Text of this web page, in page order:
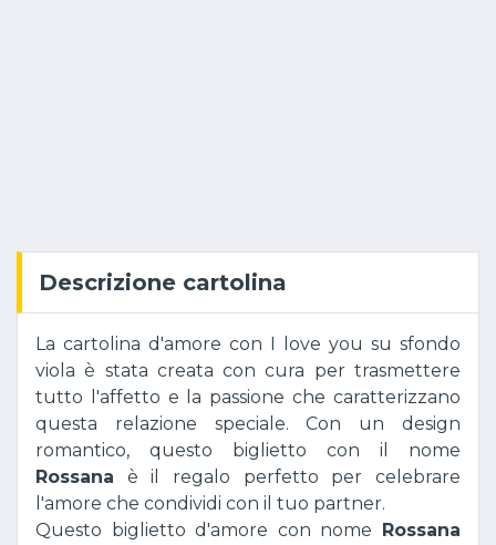
Descrizione cartolina
La cartolina d'amore con I love you su sfondo
viola è stata creata con cura per trasmettere
tutto l'affetto e la passione che caratterizzano
questa relazione speciale. Con un design
romantico, questo biglietto con il nome
Rossana è il regalo perfetto per celebrare
l'amore che condividi con il tuo partner.
Questo biglietto d'amore con nome Rossana